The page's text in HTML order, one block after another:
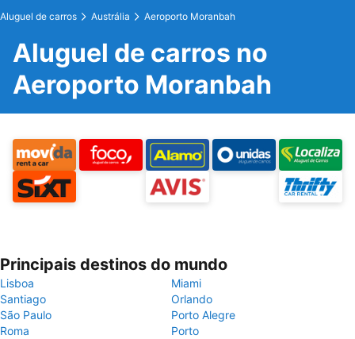
Aluguel de carros Austrália Aeroporto Moranbah
Aluguel de carros no
Aeroporto Moranbah
Principais destinos do mundo
Lisboa
Miami
Santiago
Orlando
São Paulo
Porto Alegre
Roma
Porto